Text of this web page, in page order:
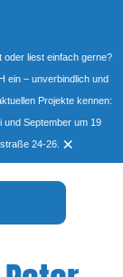
oder liest einfach gerne?
ein – unverbindlich und
Projekte kennen:
und September um 19
24-26. ×